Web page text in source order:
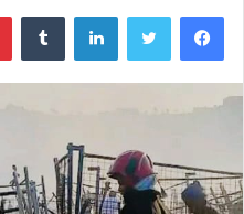
فيسبوك لينكدإن